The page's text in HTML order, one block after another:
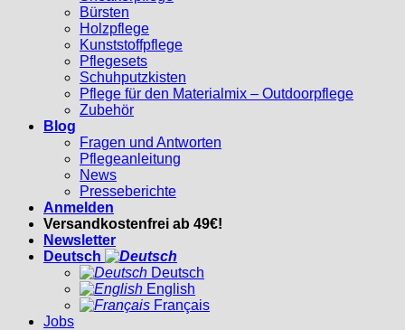
Bürsten
Holzpflege
Kunststoffpflege
Pflegesets
Schuhputzkisten
Pflege für den Materialmix – Outdoorpflege
Zubehör
Blog
Fragen und Antworten
Pflegeanleitung
News
Presseberichte
Anmelden
Versandkostenfrei ab 49€!
Newsletter
Deutsch
Deutsch
English
Français
Jobs